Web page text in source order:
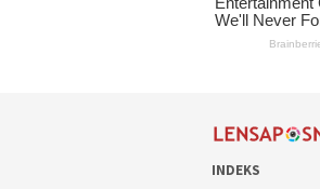
INDEKS